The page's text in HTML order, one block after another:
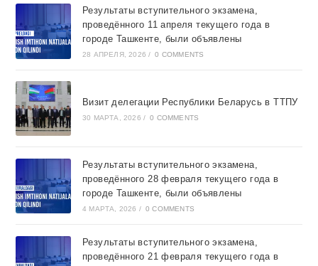
Результаты вступительного экзамена,
проведённого 11 апреля текущего года в
городе Ташкентe, были объявлены
28 АПРЕЛЯ, 2026 / 0 COMMENTS
Визит делегации Республики Беларусь в ТТПУ
30 МАРТА, 2026 / 0 COMMENTS
Результаты вступительного экзамена,
проведённого 28 февраля текущего года в
городе Ташкентe, были объявлены
4 МАРТА, 2026 / 0 COMMENTS
Результаты вступительного экзамена,
проведённого 21 февраля текущего года в